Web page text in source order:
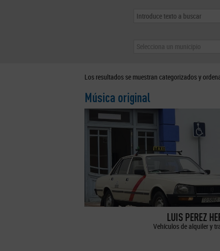
Selecciona un municipio
Los resultados se muestran categorizados y
Música original
LUIS PEREZ
Vehículos de alquiler y